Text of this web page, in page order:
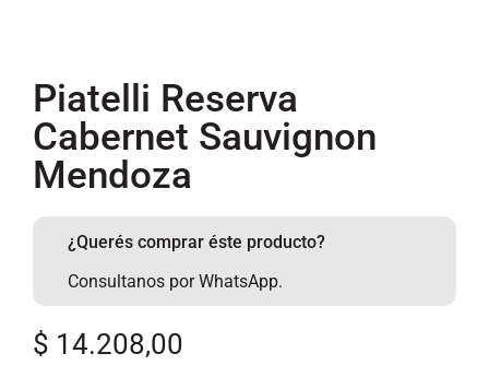
Piatelli Reserva
Cabernet Sauvignon
Mendoza
¿Querés comprar éste producto?
Consultanos por WhatsApp.
$ 14.208,00